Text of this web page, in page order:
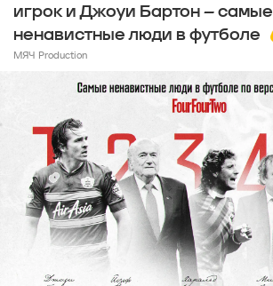
игрок и Джоуи Бартон – самые
ненавистные люди в футболе
МЯЧ Production